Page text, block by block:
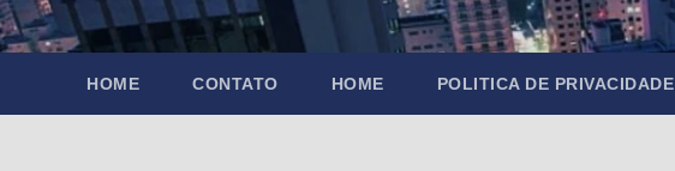
HOME CONTATO HOME POLITICA DE PRIVACIDADE